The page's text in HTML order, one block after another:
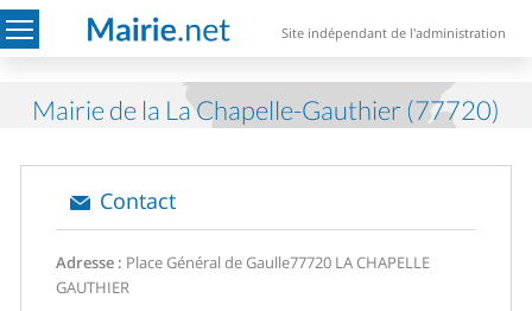
Site indépendant de l'administration
Mairie de la La Chapelle-Gauthier (77720)
Contact
Adresse : Place Général de Gaulle77720 LA CHAPELLE
GAUTHIER